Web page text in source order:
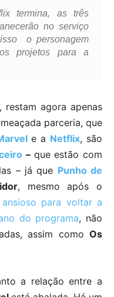
termina, as três
no serviço
o personagem
projetos para a
restam agora apenas
parceria, que
e a Netflix, são
– que estão com
– já que Punho de
, mesmo após o
para voltar a
do programa, não
assim como Os
a relação entre a